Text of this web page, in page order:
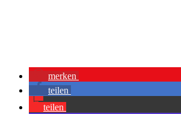
merken
teilen
teilen